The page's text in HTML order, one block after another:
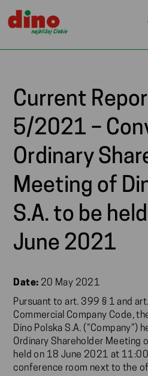
Current
5/2021 –
Ordinary
Meeting of
S.A. to be
June 2021
Date: 20 May 2021
Pursuant to art. 399 § 1 and
Commercial Company Code,
Dino Polska S.A. (“Company”)
Ordinary Shareholder Meeting
held on 18 June 2021 at
conference room next to the